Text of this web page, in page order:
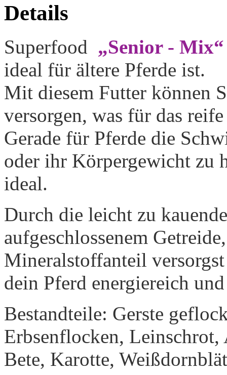
Details
Superfood „Senior - Mix“
ideal für ältere Pferde ist.
Mit diesem Futter können
versorgen, was für das
Gerade für Pferde die
oder ihr Körpergewicht zu
ideal.
Durch die leicht zu
aufgeschlossenem
Mineralstoffanteil
dein Pferd energiereich
Bestandteile: Gerste
Erbsenflocken, Leinschrot,
Bete, Karotte,